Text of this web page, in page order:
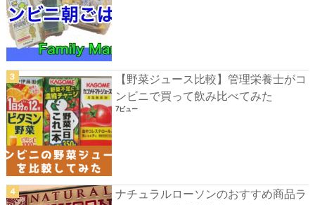
【野菜ジュース比較】管理栄養士がコ
ンビニで買って飲み比べてみた
7ビュー
ナチュラルローソンのおすすめ商品ラ